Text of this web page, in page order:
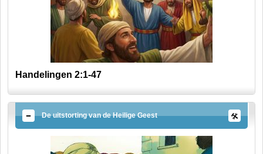
Handelingen 2:1-47
De uitstorting van de Heilige Geest